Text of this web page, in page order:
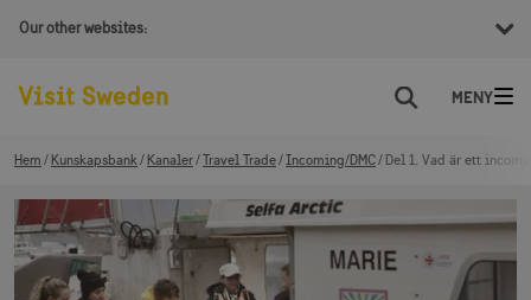
Our other websites:
Sök
Hem Kunskapsbank Kanaler Travel Trade Incoming/DMC Del 1. Vad är ett